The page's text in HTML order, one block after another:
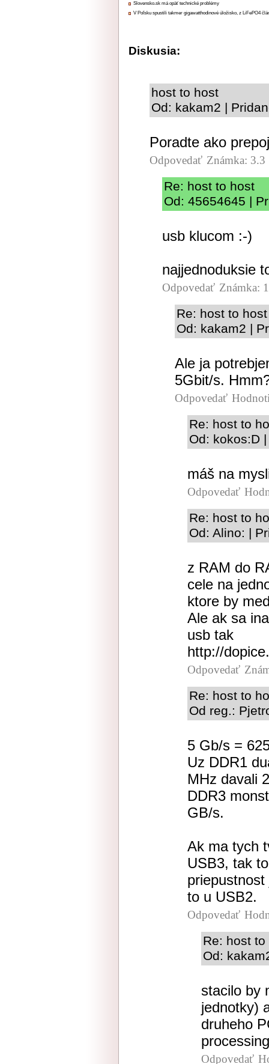
Slovensko.sk má opäť technické problémy
V Poľsku spustili takmer gigawatthodinové úložisko, z LiFePO4
Diskusia:
host to host
Od: kakam2 |
Poradte ako
Odpovedať Známka: 3.3
Re: host to host
Od: 45654645 |
usb klucom :-)
najjednoduksie
Odpovedať Známka:
Re: host to host
Od: kakam2 |
Ale ja
5Gbit/s.
Odpovedať
Re: host to
Od: kokos:D
máš na
Odpovedať
Re: host to
Od: Alino: |
z RAM do
cele na
ktore by
Ale ak sa
usb tak
http://
Odpovedať
Re: host to
Od reg.:
5 Gb/s =
Uz DDR1
MHz davali
DDR3
GB/s.
Ak ma tych
USB3, tak
to u USB2.
Odpovedať
Re: host to
Od:
stacilo by
jednotky)
druheho
Odpovedať